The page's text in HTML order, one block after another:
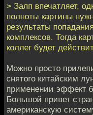
> Залп впечатляет,
полноты картины
результаты
комплексов. Тогда
коллег будет
Можно просто
снятого китайским
применении эффект
Большой привет
американскую